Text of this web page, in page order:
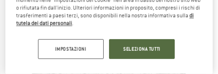
o rifiutata fin dall'inizio. Ulteriori informazioni in proposito, compresi i rischi di
trasferimenti a paesi terzi, sono disponibili nella nostra informativa sulladi
tutela dei dati personali
IMPOSTAZIONI SELEZIONA TUTTI